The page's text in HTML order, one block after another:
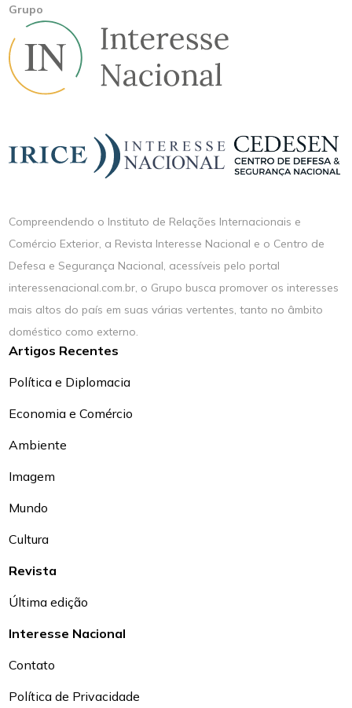
Grupo
Compreendendo o Instituto de Relações Internacionais e
Comércio Exterior, a Revista Interesse Nacional e o Centro de
Defesa e Segurança Nacional, acessíveis pelo portal
interessenacional.com.br, o Grupo busca promover os interesses
mais altos do país em suas várias vertentes, tanto no âmbito
doméstico como externo.
Artigos Recentes
Política e Diplomacia
Economia e Comércio
Ambiente
Imagem
Mundo
Cultura
Revista
Última edição
Interesse Nacional
Contato
Política de Privacidade